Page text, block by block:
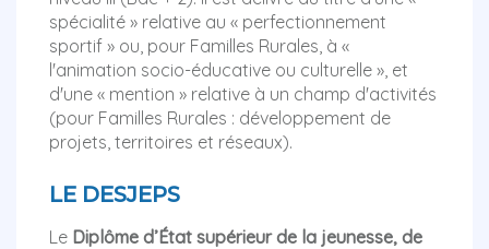
spécialité » relative au « perfectionnement
sportif » ou, pour Familles Rurales, à «
l'animation socio-éducative ou culturelle », et
d'une « mention » relative à un champ d'activités
(pour Familles Rurales : développement de
projets, territoires et réseaux).
LE DESJEPS
Le Diplôme d’État supérieur de la jeunesse, de